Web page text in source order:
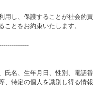
用し、保護することが社会的責
とをお約束いたします。
氏名、生年月日、性別、電話番
、特定の個人を識別し得る情報